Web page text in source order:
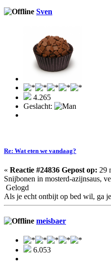
Sven
4.265
Geslacht:
Re: Wat eten we vandaag?
« Reactie #24836 Gepost op: 29
Snijbonen in mosterd-azijnsaus,
Gelogd
Als je echt ontbijt op bed wil, ga
meisbaer
6.053